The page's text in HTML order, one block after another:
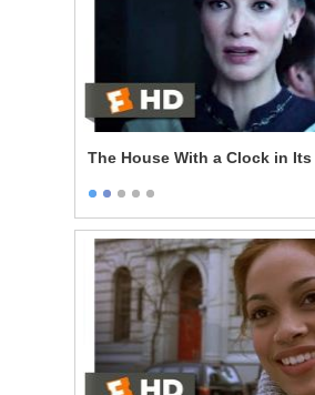
The House With a Clock in